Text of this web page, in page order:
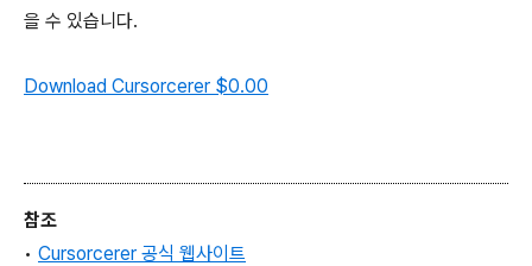
을 수 있습니다.
Download Cursorcerer $0.00
참조
• Cursorcerer 공식 웹사이트